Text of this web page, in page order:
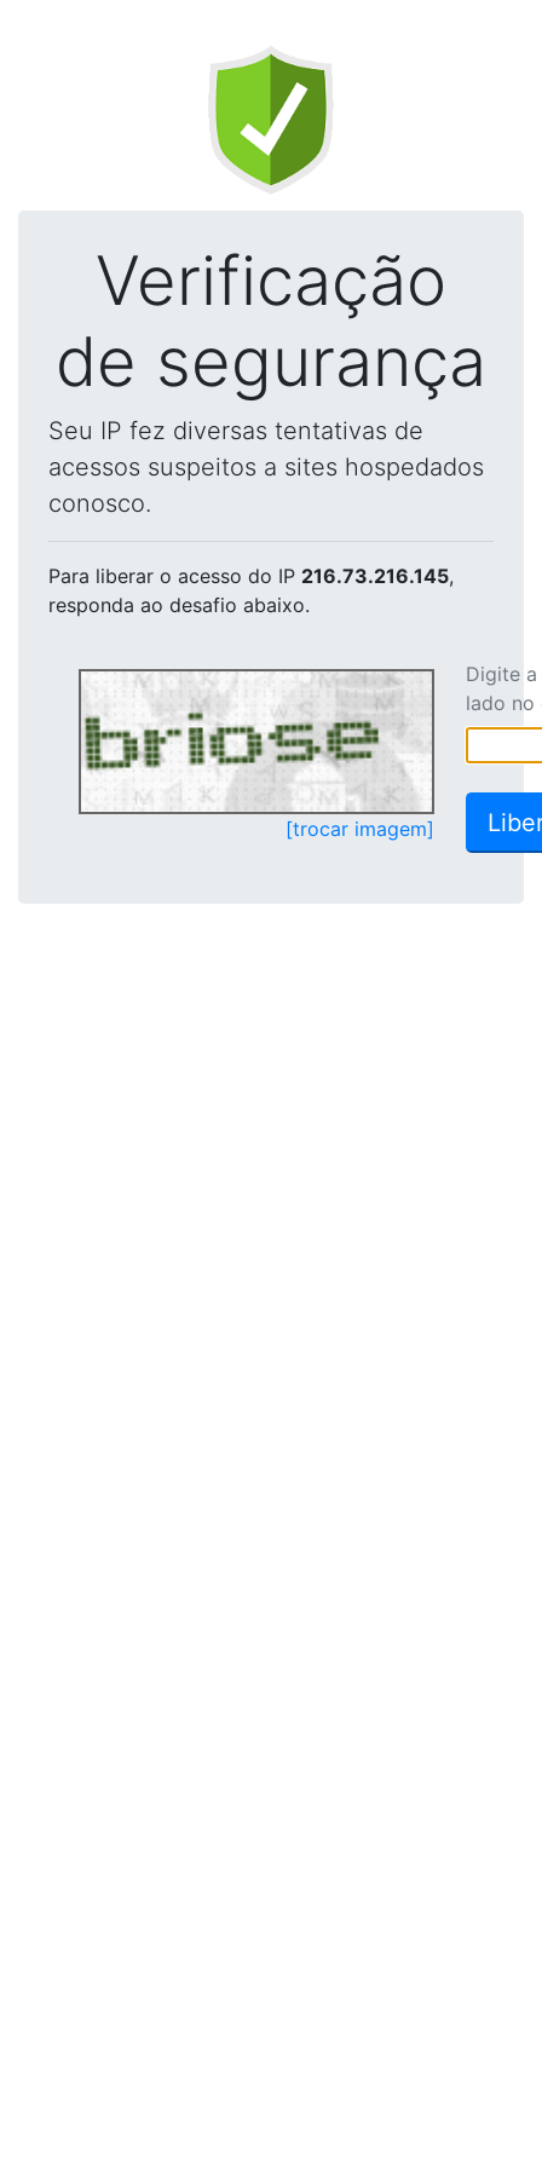
Verificação
de segurança
Seu IP fez diversas tentativas de
acessos suspeitos a sites hospedados
conosco.
Para liberar o acesso do IP 216.73.216.145,
responda ao desafio abaixo.
[trocar imagem]
Digite
lado no